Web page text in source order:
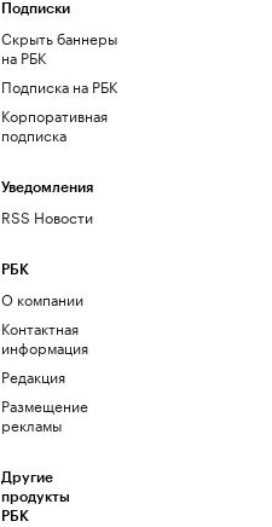
Подписки
Скрыть баннеры
на РБК
Подписка на РБК
Корпоративная
подписка
Уведомления
RSS Новости
РБК
О компании
Контактная
информация
Редакция
Размещение
рекламы
Другие
продукты
РБК